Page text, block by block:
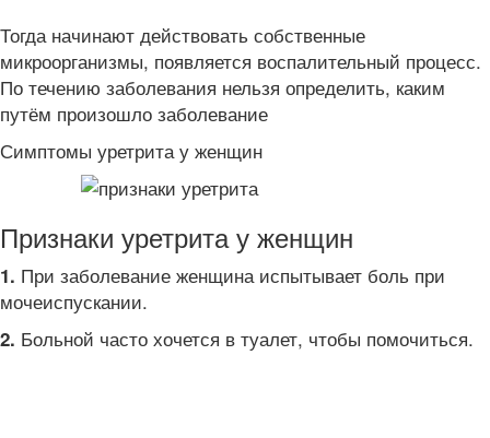
Тогда начинают действовать собственные
микроорганизмы, появляется воспалительный процесс.
По течению заболевания нельзя определить, каким
путём произошло заболевание
Симптомы уретрита у женщин
Признаки уретрита у женщин
1. При заболевание женщина испытывает боль при
мочеиспускании.
2. Больной часто хочется в туалет, чтобы помочиться.